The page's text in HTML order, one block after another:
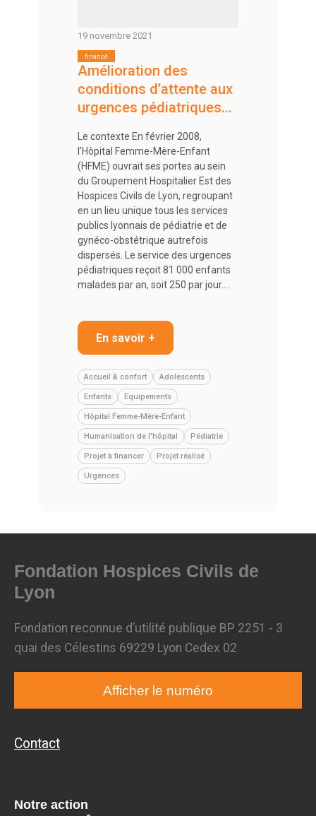
19 novembre 2021
Amélioration des
conditions d’attente aux
urgences pédiatriques...
Le contexte En février 2008,
l’Hôpital Femme-Mère-Enfant
(HFME) ouvrait ses portes au sein
du Groupement Hospitalier Est des
Hospices Civils de Lyon, regroupant
en un lieu unique tous les services
publics lyonnais de pédiatrie et de
gynéco-obstétrique autrefois
dispersés. Le service des urgences
pédiatriques reçoit 81 000 enfants
malades par an, soit 250 par jour.…
En savoir +
Accueil & confort Adolescents
Enfants Equipements
Hôpital Femme-Mère-Enfant
Humanisation de l'hôpital Pédiatrie
Projet à financer Projet réalisé
Urgences
Fondation Hospices Civils de
Lyon
Fondation reconnue d’utilité publique BP 2251 - 3
quai des Célestins 69229 Lyon Cedex 02
Afficher le numéro
Contact
Notre action